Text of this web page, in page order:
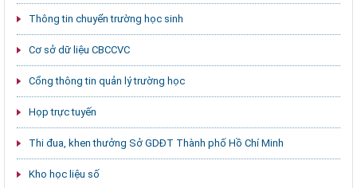
Thông tin chuyển trường học sinh
Cơ sở dữ liệu CBCCVC
Cổng thông tin quản lý trường học
Họp trực tuyến
Thi đua, khen thưởng Sở GDĐT Thành phố Hồ Chí Minh
Kho học liệu số